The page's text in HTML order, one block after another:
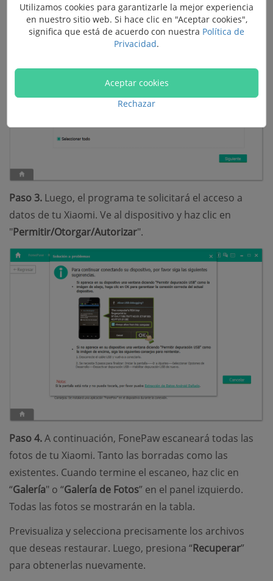
Paso 3. Luego, el programa te solicitará el acceso a
datos de tu Xiaomi. Ve al dispositivo y haz clic en
"Permitir/Otorgar/Autorizar".
Paso 4.A continuación, FonePaw escaneará todas las
fotos de tu Xiaomi. Tanto las borradas como las
existentes. Cuando termine el escaneo, haz clic en
“Galería" o “Galería de Fotos” en el panel izquierdo.
Todas las fotos se mostrarán en la tabla.
Previsualiza y selecciona precisamente los archivos
que deseas restaurar. Luego, presiona “Recuperar”
para obtenerlas nuevamente.
Utilizamos cookies para garantizarle la mejor experiencia
en nuestro sitio web. Si hace clic en "Aceptar cookies",
significa que está de acuerdo con nuestra Política de
Privacidad.
Aceptar cookies
Rechazar